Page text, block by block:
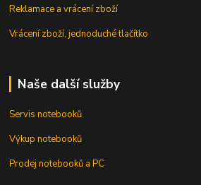
Reklamace a vrácení zboží
Vrácení zboží, jednoduché tlačítko
Naše další služby
Servis notebooků
Výkup notebooků
Prodej notebooků a PC